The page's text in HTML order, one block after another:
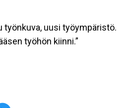
työnkuva, uusi työympäristö.
työhön kiinni.”